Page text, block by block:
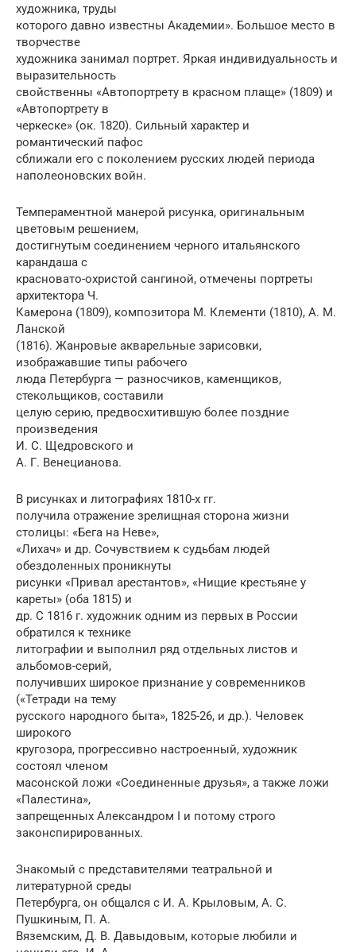
художника, труды
которого давно известны Академии». Большое место в
творчестве
художника занимал портрет. Яркая индивидуальность и
выразительность
свойственны «Автопортрету в красном плаще» (1809) и
«Автопортрету в
черкеске» (ок. 1820). Сильный характер и
романтический пафос
сближали его с поколением русских людей периода
наполеоновских войн.
Темпераментной манерой рисунка, оригинальным
цветовым решением,
достигнутым соединением черного итальянского
карандаша с
красновато-охристой сангиной, отмечены портреты
архитектора Ч.
Камерона (1809), композитора М. Клементи (1810), А. М.
Ланской
(1816). Жанровые акварельные зарисовки,
изображавшие типы рабочего
люда Петербурга — разносчиков, каменщиков,
стекольщиков, составили
целую серию, предвосхитившую более поздние
произведения
И. С. Щедровского и
А. Г. Венецианова.
В рисунках и литографиях 1810-х гг.
получила отражение зрелищная сторона жизни
столицы: «Бега на Неве»,
«Лихач» и др. Сочувствием к судьбам людей
обездоленных проникнуты
рисунки «Привал арестантов», «Нищие крестьяне у
кареты» (оба 1815) и
др. С 1816 г. художник одним из первых в России
обратился к технике
литографии и выполнил ряд отдельных листов и
альбомов-серий,
получивших широкое признание у современников
(«Тетради на тему
русского народного быта», 1825-26, и др.). Человек
широкого
кругозора, прогрессивно настроенный, художник
состоял членом
масонской ложи «Соединенные друзья», а также ложи
«Палестина»,
запрещенных Александром I и потому строго
законспирированных.
Знакомый с представителями театральной и
литературной среды
Петербурга, он общался с И. А. Крыловым, А. С.
Пушкиным, П. А.
Вяземским, Д. В. Давыдовым, которые любили и